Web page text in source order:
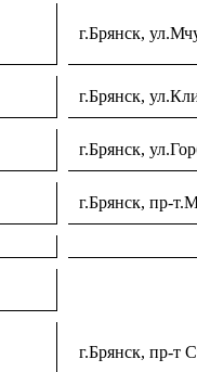
г.Брянск,
г.Брянск,
г.Брянск,
г.Брянск, пр-
г.Брянск, пр-т